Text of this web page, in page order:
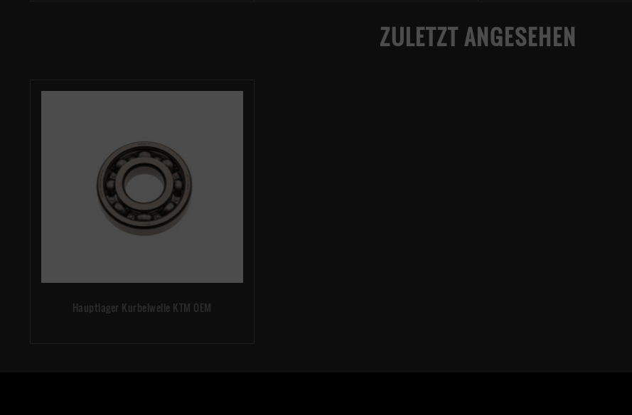
ZULETZT ANGESEHEN
Hauptlager Kurbelwelle KTM OEM